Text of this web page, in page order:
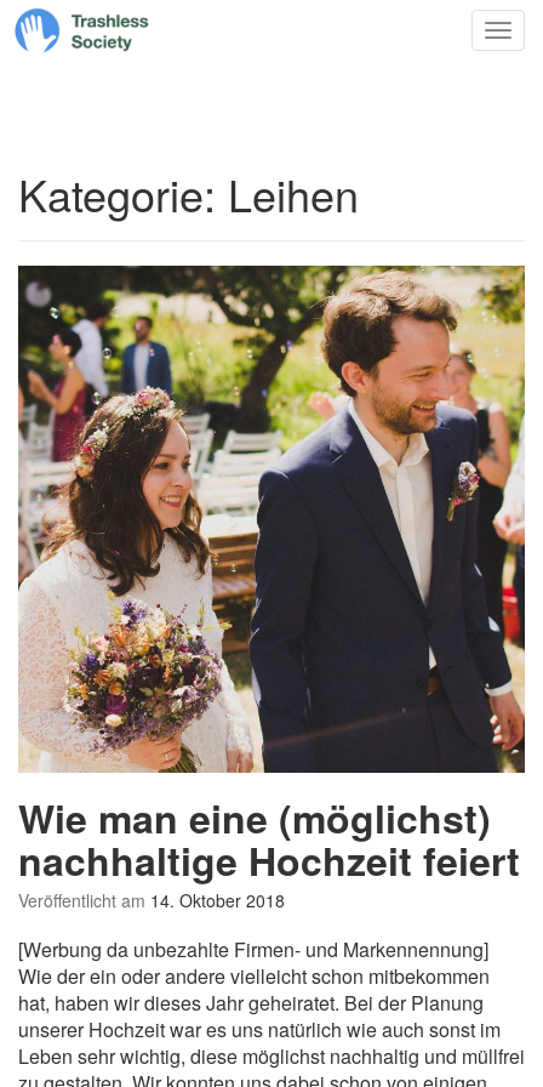
Zum
Inhalt
springen
Kategorie: Leihen
Wie man eine (möglichst)
nachhaltige Hochzeit feiert
Veröffentlicht am 14. Oktober 2018
[Werbung da unbezahlte Firmen- und Markennennung]
Wie der ein oder andere vielleicht schon mitbekommen
hat, haben wir dieses Jahr geheiratet. Bei der Planung
unserer Hochzeit war es uns natürlich wie auch sonst im
Leben sehr wichtig, diese möglichst nachhaltig und müllfrei